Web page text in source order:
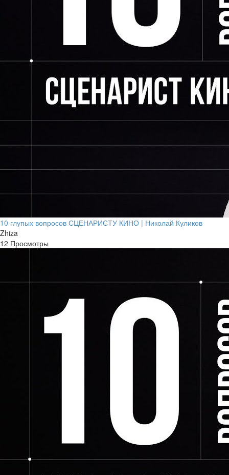
10 глупых вопросов СЦЕНАРИСТУ КИНО | Николай Куликов
Zhiza
12 Просмотры